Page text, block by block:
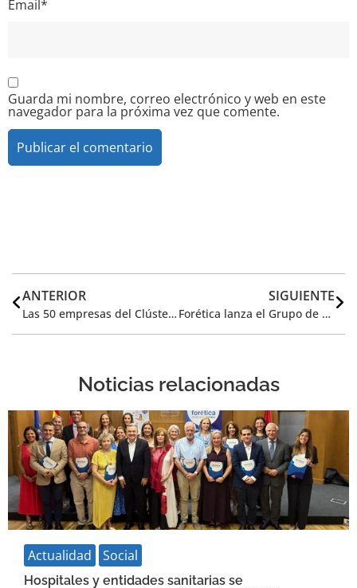
Email*
Guarda mi nombre, correo electrónico y web en este
navegador para la próxima vez que comente.
ANTERIOR
Las 50 empresas del Clúster de Cambio Climático abordan las claves de la transformación empresarial en el camino hacia una economía baja en carbono
SIGUIENTE
Forética lanza el Grupo de Acción de Salud y Sostenibilidad
Noticias relacionadas
Actualidad Social
Hospitales y entidades sanitarias se